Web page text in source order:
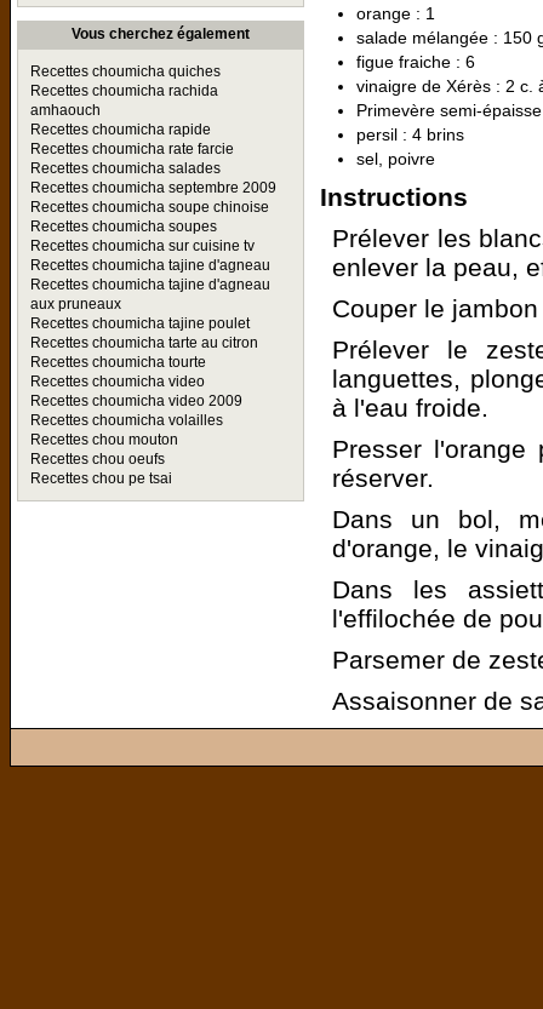
Vous cherchez également
Recettes choumicha quiches
Recettes choumicha rachida
amhaouch
Recettes choumicha rapide
Recettes choumicha rate farcie
Recettes choumicha salades
Recettes choumicha septembre 2009
Recettes choumicha soupe chinoise
Recettes choumicha soupes
Recettes choumicha sur cuisine tv
Recettes choumicha tajine d'agneau
Recettes choumicha tajine d'agneau
aux pruneaux
Recettes choumicha tajine poulet
Recettes choumicha tarte au citron
Recettes choumicha tourte
Recettes choumicha video
Recettes choumicha video 2009
Recettes choumicha volailles
Recettes chou mouton
Recettes chou oeufs
Recettes chou pe tsai
orange : 1
salade mélangée : 150
figue fraiche : 6
vinaigre de Xérès : 2 c.
Primevère semi-
persil : 4 brins
sel, poivre
Instructions
Prélever les
enlever la peau,
Couper le
Prélever le
languettes,
à l'eau froide.
Presser
réserver.
Dans un bol,
d'orange, le
Dans les
l'effilochée de
Parsemer de
Assaisonner de